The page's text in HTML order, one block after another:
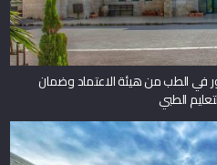
في الطب من هيئة الاعتماد وضمان
الطبي